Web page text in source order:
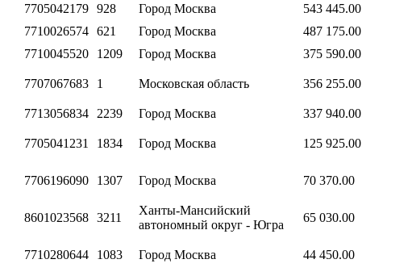
7705042179 928 Город Москва 543 445.00
7710026574 621 Город Москва 487 175.00
7710045520 1209 Город Москва 375 590.00
7707067683 1 Московская область 356 255.00
7713056834 2239 Город Москва 337 940.00
7705041231 1834 Город Москва 125 925.00
7706196090 1307 Город Москва 70 370.00
8601023568 3211
Ханты-Мансийский
автономный округ - Югра
65 030.00
7710280644 1083 Город Москва 44 450.00